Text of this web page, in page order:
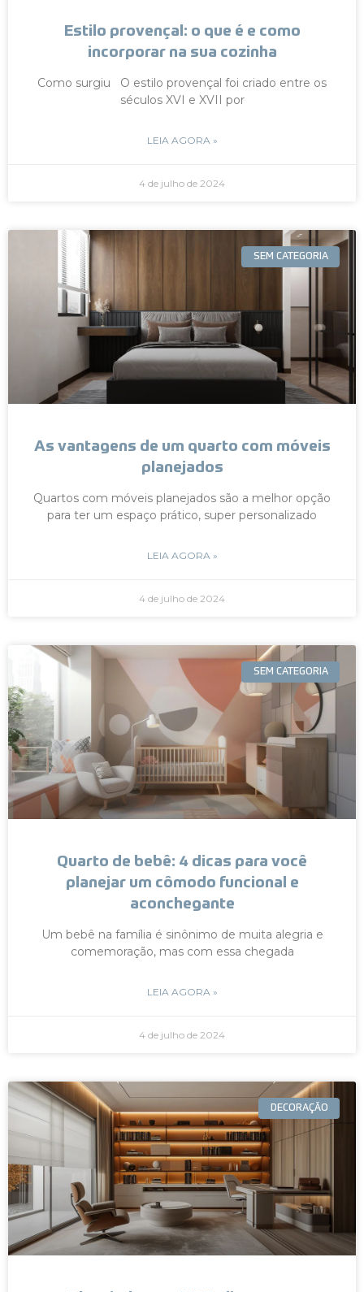
Estilo provençal: o que é e como
incorporar na sua cozinha
Como surgiu O estilo provençal foi criado entre os
séculos XVI e XVII por
LEIA AGORA »
4 de julho de 2024
SEM CATEGORIA
As vantagens de um quarto com móveis
planejados
Quartos com móveis planejados são a melhor opção
para ter um espaço prático, super personalizado
LEIA AGORA »
4 de julho de 2024
SEM CATEGORIA
Quarto de bebê: 4 dicas para você
planejar um cômodo funcional e
aconchegante
Um bebê na família é sinônimo de muita alegria e
comemoração, mas com essa chegada
LEIA AGORA »
4 de julho de 2024
DECORAÇÃO